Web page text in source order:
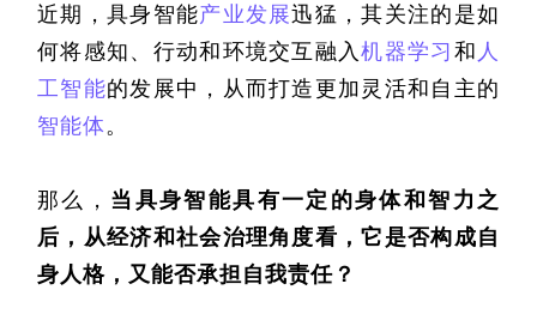
近期，具身智能产业发展迅猛，其关注的是如
何将感知、行动和环境交互融入机器学习和 人
工智能的发展中，从而打造更加灵活和自主的
智能体。
那么， 当具身智能具有一定的身体和智力之
后，从经济和社会治理角度看，它是否构成自
身人格，又能否承担自我责任？